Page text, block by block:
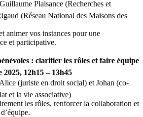
Plaisance (Recherches et
(Réseau National des Maisons des
animer vos instances pour une
et participative.
: clarifier les rôles et faire équipe
12h15 – 13h45
(juriste en droit social) et Johan (co-
et la vie associative)
les rôles, renforcer la collaboration et